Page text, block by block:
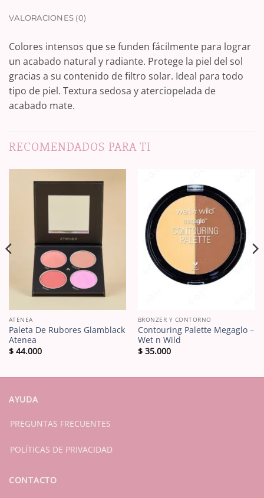
VALORACIONES (0)
Colores intensos que se funden fácilmente para lograr
un acabado natural y radiante. Protege la piel del sol
gracias a su contenido de filtro solar. Ideal para todo
tipo de piel. Textura sedosa y aterciopelada de
acabado mate.
RECOMENDADOS PARA TI
ATENEA
Paleta De Rubores Glamblack
Atenea
$44.000
BRONZER Y CONTORNO
Contouring Palette Megaglo –
Wet n Wild
$35.000
AYUDA
PREGUNTAS FRECUENTES
POLÍTICAS DE PRIVACIDAD
CONTACTO